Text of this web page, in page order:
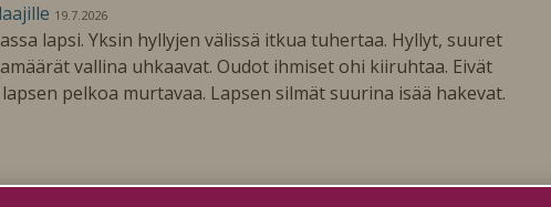
19.7.2026
lapsi. Yksin hyllyjen välissä itkua tuhertaa. Hyllyt, suuret
vallina uhkaavat. Oudot ihmiset ohi kiiruhtaa. Eivät
pelkoa murtavaa. Lapsen silmät suurina isää hakevat.